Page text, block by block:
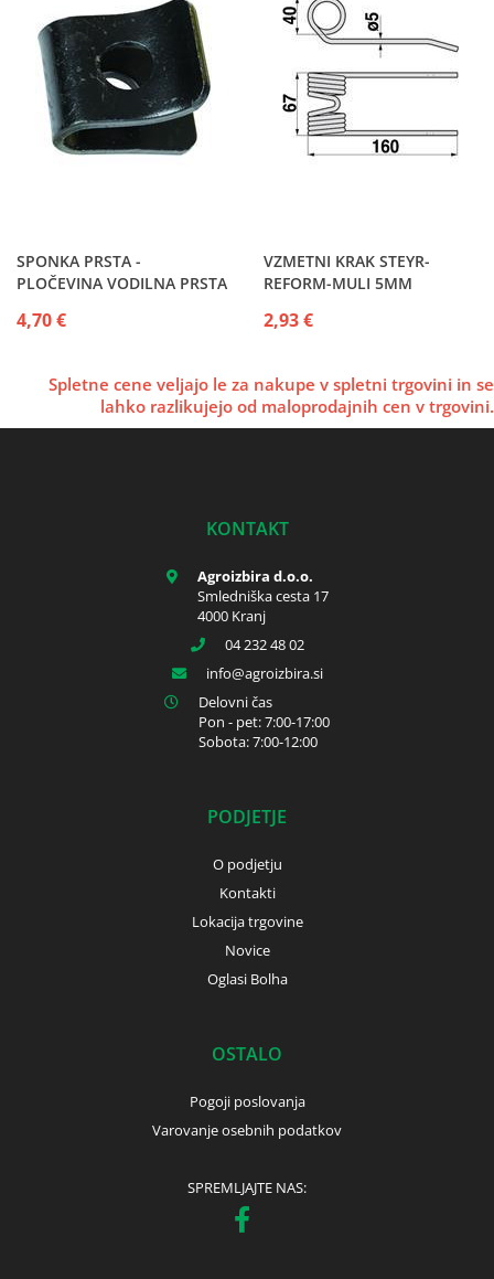
SPONKA PRSTA -
PLOČEVINA VODILNA PRSTA
4,70 €
VZMETNI KRAK STEYR-
REFORM-MULI 5MM
2,93 €
Spletne cene veljajo le za nakupe v spletni trgovini in se
lahko razlikujejo od maloprodajnih cen v trgovini.
KONTAKT
Agroizbira d.o.o.
Smledniška cesta 17
4000 Kranj
04 232 48 02
info
agroizbira.si
Delovni čas
Pon - pet: 7:00-17:00
Sobota: 7:00-12:00
PODJETJE
O podjetju
Kontakti
Lokacija trgovine
Novice
Oglasi Bolha
OSTALO
Pogoji poslovanja
Varovanje osebnih podatkov
SPREMLJAJTE NAS: